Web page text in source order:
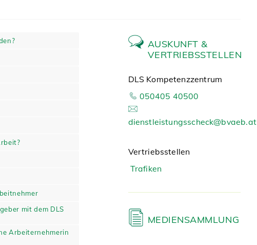
mit dem DLS
Arbeiternehmerin
AUSKUNFT &
VERTRIEBSSTELLEN
DLS Kompetenzzentrum
050405 40500
dienstleistungsscheck@bvaeb.at
Vertriebsstellen
Trafiken
MEDIENSAMMLUNG